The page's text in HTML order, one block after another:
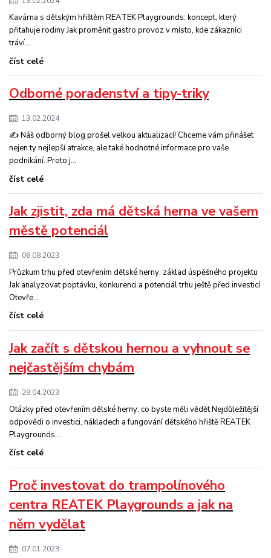
Kavárna s dětským hřištěm REATEK Playgrounds: koncept, který
přitahuje rodiny Jak proměnit gastro provoz v místo, kde zákazníci
tráví...
číst celé
Odborné poradenství a tipy-triky
13.02.2024
✍️ Náš odborný blog prošel velkou aktualizací! Chceme vám přinášet
nejen ty nejlepší atrakce, ale také hodnotné informace pro vaše
podnikání. Proto j...
číst celé
Jak zjistit, zda má dětská herna ve vašem
městě potenciál
06.08.2023
Průzkum trhu před otevřením dětské herny: základ úspěšného projektu
Jak analyzovat poptávku, konkurenci a potenciál trhu ještě před investicí
Otevře...
číst celé
Jak začít s dětskou hernou a vyhnout se
nejčastějším chybám
29.04.2023
Otázky před otevřením dětské herny: co byste měli vědět Nejdůležitější
odpovědi o investici, nákladech a fungování dětského hřiště REATEK
Playgrounds...
číst celé
Proč investovat do trampolínového
centra REATEK Playgrounds a jak na
něm vydělat
07.01.2023